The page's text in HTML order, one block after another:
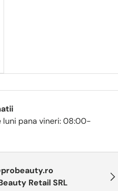
luni pana vineri: 08:00-
Retail SRL